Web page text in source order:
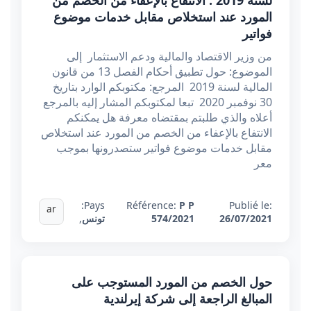
المورد عند استخلاص مقابل خدمات موضوع
فواتير
من وزير الاقتصاد والمالية ودعم الاستثمار إلى
الموضوع: حول تطبيق أحكام الفصل 13 من قانون
المالية لسنة 2019 المرجع: مكتوبكم الوارد بتاريخ
30 نوفمبر 2020 تبعا لمكتوبكم المشار إليه بالمرجع
أعلاه والذي طلبتم بمقتضاه معرفة هل يمكنكم
الانتفاع بالإعفاء من الخصم من المورد عند استخلاص
مقابل خدمات موضوع فواتير ستصدرونها بموجب
معر
Publié le:
26/07/2021
Référence: P P
574/2021
Pays:
تونس,
ar
حول الخصم من المورد المستوجب على
المبالغ الراجعة إلى شركة إيرلندية